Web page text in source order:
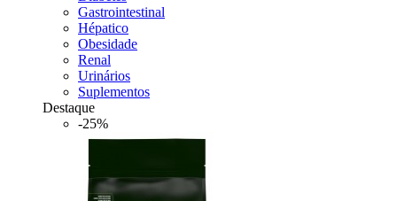
Gastrointestinal
Hépatico
Obesidade
Renal
Urinários
Suplementos
Destaque
-25%